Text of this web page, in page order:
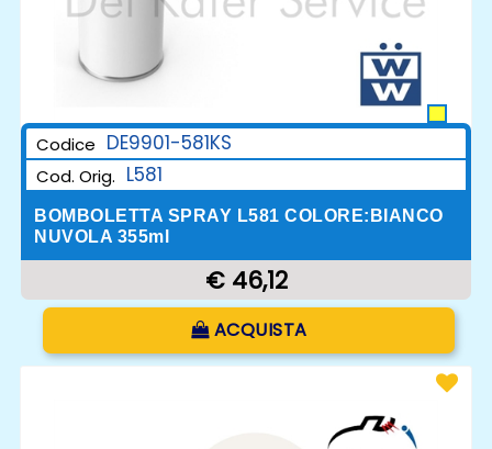
Codice DE9901-581KS
Cod. Orig. L581
BOMBOLETTA SPRAY L581 COLORE:BIANCO
NUVOLA 355ml
€ 46,12
Quantità
ACQUISTA